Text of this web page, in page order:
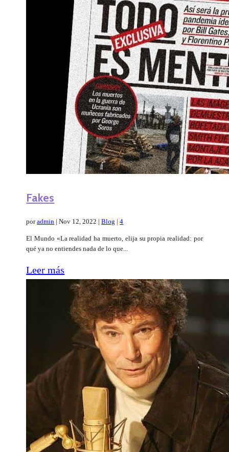
Fakes
poradmin |Nov 12, 2022 |Blog |4
El Mundo «La realidad ha muerto, elija su propia realidad: por
qué ya no entiendes nada de lo que...
Leer más